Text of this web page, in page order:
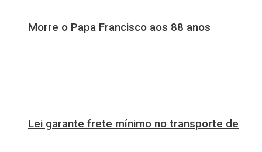
Lei garante frete mínimo no transporte de
Morre o Papa Francisco aos 88 anos